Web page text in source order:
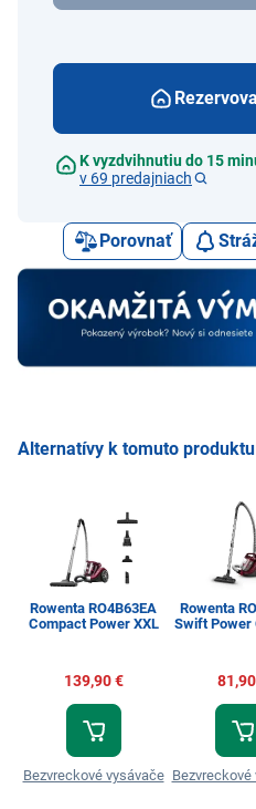
K vyzdvihnutiu do 15
v 69 predajniach
Porovnať
Alternatívy k tomuto produktu
Rowenta RO4B63EA
Compact Power XXL
139,90 €
Bezvreckové vysávače
Rowenta
Swift Power
Bezvreckové